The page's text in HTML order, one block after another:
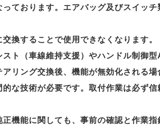
ております。エアバッグ及びスイッ
換することで使用できなくなります。
ト（車線維持支援）やハンドル制御
リング交換後、機能が無効化される場
な技術が必要です。取付作業は必ず
機能に関しても、事前の確認と作業